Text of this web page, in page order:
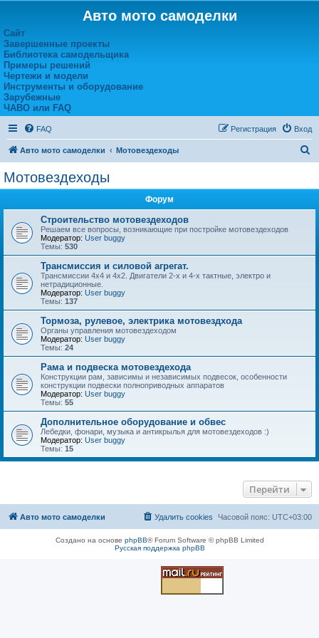
Авто мото самоделки
Сайт
Завершенные проекты
Библиотека самодельщика
Примеры решений
Чертежи и модели
Инструменты и оборудование
Зарубежные
ЧАВО или FAQ
FAQ Вход
Регистрация
Авто мото самоделки Мотовездеходы
Мотовездеходы
Форум
Строительство мотовездеходов
Решаем все вопросы, возникающие при постройке мотовездеходов
Модератор: User buggy
Темы: 530
Трансмиссия и силовой агрегат.
Трансмиссии 4х4 и 4х2. Двигатели 2-х и 4-х тактные, электро и
нетрадиционные.
Модератор: User buggy
Темы: 137
Тормоза, рулевое, электрика мотовездхода
Органы управления мотовездеходом
Модератор: User buggy
Темы: 24
Рама и подвеска мотовездехода
Конструкции рам, зависимы и независимых подвесок, особенности
конструкции подвески полноприводных аппаратов
Модератор: User buggy
Темы: 55
Дополнительное оборудование и обвес
Лебедки, фонари, музыка и антикрылья для мотовездеходов :)
Модератор: User buggy
Темы: 15
Перейти
Авто мото самоделки Часовой пояс: UTC+03:00
Удалить cookies
Создано на основе phpBB® Forum Software © phpBB Limited
Русская поддержка phpBB